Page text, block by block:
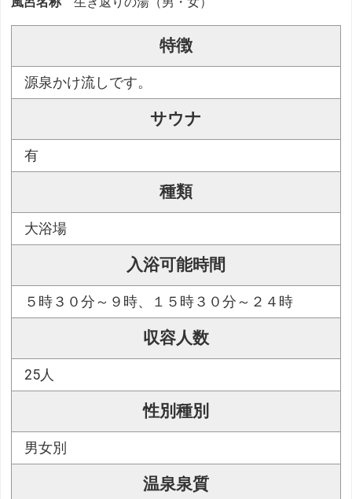
特徴
源泉かけ流しです。
サウナ
有
種類
大浴場
入浴可能時間
５時３０分～９時、１５時３０分～２４時
収容人数
25人
性別種別
男女別
温泉泉質